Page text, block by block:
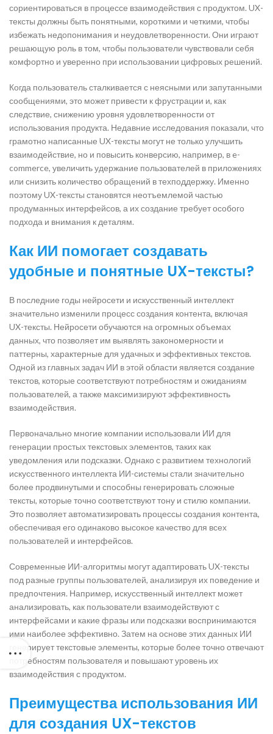
сориентироваться в процессе взаимодействия с продуктом. UX-
тексты должны быть понятными, короткими и четкими, чтобы
избежать недопонимания и неудовлетворенности. Они играют
решающую роль в том, чтобы пользователи чувствовали себя
комфортно и уверенно при использовании цифровых решений.
Когда пользователь сталкивается с неясными или запутанными
сообщениями, это может привести к фрустрации и, как
следствие, снижению уровня удовлетворенности от
использования продукта. Недавние исследования показали, что
грамотно написанные UX-тексты могут не только улучшить
взаимодействие, но и повысить конверсию, например, в e-
commerce, увеличить удержание пользователей в приложениях
или снизить количество обращений в техподдержку. Именно
поэтому UX-тексты становятся неотъемлемой частью
продуманных интерфейсов, а их создание требует особого
подхода и внимания к деталям.
Как ИИ помогает создавать
удобные и понятные UX-тексты?
В последние годы нейросети и искусственный интеллект
значительно изменили процесс создания контента, включая
UX-тексты. Нейросети обучаются на огромных объемах
данных, что позволяет им выявлять закономерности и
паттерны, характерные для удачных и эффективных текстов.
Одной из главных задач ИИ в этой области является создание
текстов, которые соответствуют потребностям и ожиданиям
пользователей, а также максимизируют эффективность
взаимодействия.
Первоначально многие компании использовали ИИ для
генерации простых текстовых элементов, таких как
уведомления или подсказки. Однако с развитием технологий
искусственного интеллекта ИИ-системы стали значительно
более продвинутыми и способны генерировать сложные
тексты, которые точно соответствуют тону и стилю компании.
Это позволяет автоматизировать процессы создания контента,
обеспечивая его одинаково высокое качество для всех
пользователей и интерфейсов.
Современные ИИ-алгоритмы могут адаптировать UX-тексты
под разные группы пользователей, анализируя их поведение и
предпочтения. Например, искусственный интеллект может
анализировать, как пользователи взаимодействуют с
интерфейсами и какие фразы или подсказки воспринимаются
ими наиболее эффективно. Затем на основе этих данных ИИ
генерирует текстовые элементы, которые более точно отвечают
потребностям пользователя и повышают уровень их
взаимодействия с продуктом.
Преимущества использования ИИ
для создания UX-текстов